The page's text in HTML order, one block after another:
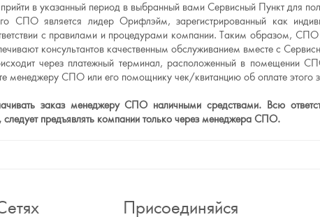
в указанный период в выбранный вами Сервисный Пункт для
СПО является лидер Орифлэйм, зарегистрированный как
с правилами и процедурами компании. Таким образом,
консультантов качественным обслуживанием вместе с
через платежный терминал, расположенный в
менеджеру СПО или его помощнику чек/квитанцию об оплате
заказ менеджеру СПО наличными средствами. Всю
предъявлять компании только через менеджера СПО.
Присоединяйся